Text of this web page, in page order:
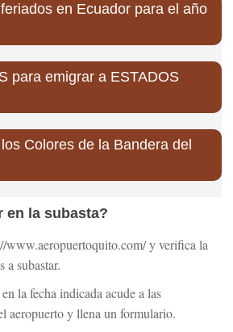
en Ecuador para el año
para emigrar a ESTADOS
Colores de la Bandera del
en la subasta?
www.aeropuertoquito.com/ y verifica la
a subastar.
la fecha indicada acude a las
aeropuerto y llena un formulario.